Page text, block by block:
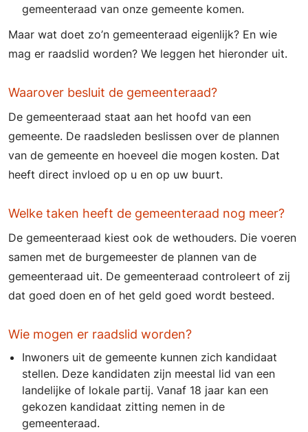
gemeenteraad van onze gemeente komen.
Maar wat doet zo’n gemeenteraad eigenlijk? En wie
mag er raadslid worden? We leggen het hieronder uit.
Waarover besluit de gemeenteraad?
De gemeenteraad staat aan het hoofd van een
gemeente. De raadsleden beslissen over de plannen
van de gemeente en hoeveel die mogen kosten. Dat
heeft direct invloed op u en op uw buurt.
Welke taken heeft de gemeenteraad nog meer?
De gemeenteraad kiest ook de wethouders. Die voeren
samen met de burgemeester de plannen van de
gemeenteraad uit. De gemeenteraad controleert of zij
dat goed doen en of het geld goed wordt besteed.
Wie mogen er raadslid worden?
Inwoners uit de gemeente kunnen zich kandidaat
stellen. Deze kandidaten zijn meestal lid van een
landelijke of lokale partij. Vanaf 18 jaar kan een
gekozen kandidaat zitting nemen in de
gemeenteraad.